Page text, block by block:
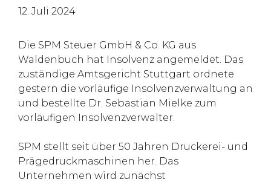
12. Juli 2024
Die SPM Steuer GmbH & Co. KG aus
Waldenbuch hat Insolvenz angemeldet. Das
zuständige Amtsgericht Stuttgart ordnete
gestern die vorläufige Insolvenzverwaltung an
und bestellte Dr. Sebastian Mielke zum
vorläufigen Insolvenzverwalter.
SPM stellt seit über 50 Jahren Druckerei- und
Prägedruckmaschinen her. Das
Unternehmen wird zunächst